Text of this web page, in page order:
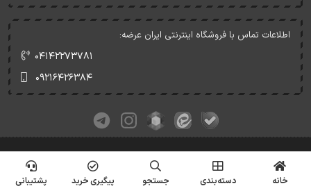
اطلاعات تماس با فروشگاه اینترنتی ایران عرضه:
۰۴۱۴۲۲۷۳۷۸۱
۰۹۲۱۶۴۲۶۳۸۴
کلیه حقوق این وبسایت متعلق به ایران عرضه می‌باشد.
© Copyrights - IranArze.ir - 1405
خانه دسته‌بندی جستجو پیگیری خرید پشتیبانی